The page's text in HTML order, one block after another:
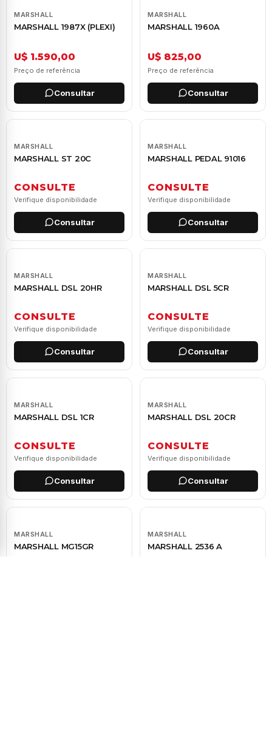
MARSHALL
MARSHALL 1987X (PLEXI)
U$ 1.590,00
Preço de referência
Consultar
MARSHALL
MARSHALL 1960A
U$ 825,00
Preço de referência
Consultar
MARSHALL
MARSHALL ST 20C
CONSULTE
Verifique disponibilidade
Consultar
MARSHALL
MARSHALL PEDAL 91016
CONSULTE
Verifique disponibilidade
Consultar
MARSHALL
MARSHALL DSL 20HR
CONSULTE
Verifique disponibilidade
Consultar
MARSHALL
MARSHALL DSL 5CR
CONSULTE
Verifique disponibilidade
Consultar
MARSHALL
MARSHALL DSL 1CR
CONSULTE
Verifique disponibilidade
Consultar
MARSHALL
MARSHALL DSL 20CR
CONSULTE
Verifique disponibilidade
Consultar
MARSHALL
MARSHALL MG15GR
MARSHALL
MARSHALL 2536 A